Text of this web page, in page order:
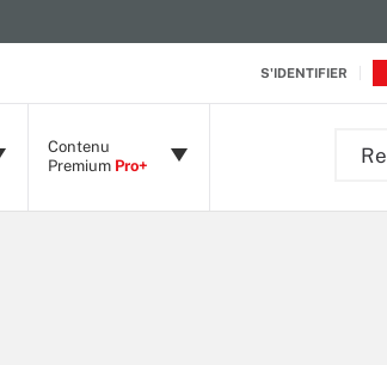
S'IDENTIFIER
Contenu
Premium Pro+